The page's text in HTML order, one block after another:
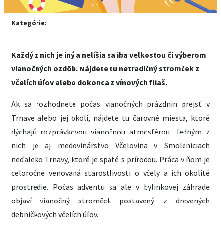
Kategórie:
Každý z nich je iný a nelíšia sa iba veľkosťou či výberom
vianočných ozdôb. Nájdete tu netradičný stromček z
včelích úľov alebo dokonca z vínových fliaš.
Ak sa rozhodnete počas vianočných prázdnin prejsť v
Trnave alebo jej okolí, nájdete tu čarovné miesta, ktoré
dýchajú rozprávkovou vianočnou atmosférou. Jedným z
nich je aj medovinárstvo Včelovina v Smoleniciach
neďaleko Trnavy, ktoré je späté s prírodou. Práca v ňom je
celoročne venovaná starostlivosti o včely a ich okolité
prostredie. Počas adventu sa ale v bylinkovej záhrade
objaví vianočný stromček postavený z drevených
debničkových včelích úľov.